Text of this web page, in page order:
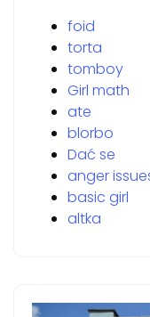
foid
torta
tomboy
Girl math
ate
blorbo
Dać se
anger
basic girl
altka